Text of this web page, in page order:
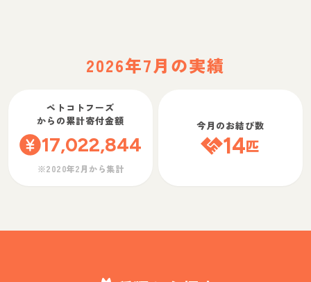
2026年7月の実績
ペトコトフーズ
からの累計寄付金額
17,022,844
※2020年2月から集計
今月のお結び数
14匹